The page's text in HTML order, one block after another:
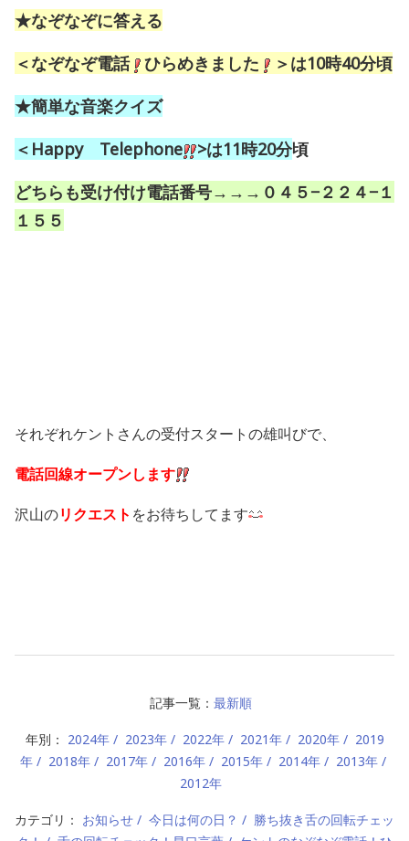
★なぞなぞに答える
＜なぞなぞ電話
ひらめきました
＞は10時40分頃
★簡単な音楽クイズ
＜Happy Telephone
>は11時20分頃
どちらも受け付け電話番号→→→０４５−２２４−１
１５５
それぞれケントさんの受付スタートの雄叫びで、
電話回線オープンします
沢山のリクエスト をお待ちしてます
記事一覧： 最新順
年別： 2024年 2023年 2022年 2021年 2020年
2019
年
2018年 2017年 2016年 2015年 2014年
2013年
2012年
カテゴリ： お知らせ 今日は何の日？
勝ち抜き舌の回転チェッ